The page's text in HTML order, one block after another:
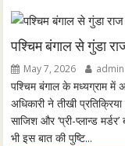
पश्चिम बंगाल से गुंडा
May 7, 2026 admin
पश्चिम बंगाल के मध्यग्राम में
अधिकारी ने तीखी
साजिश और ‘प्री-प्लान्ड
भी इस बात की पुष्टि...